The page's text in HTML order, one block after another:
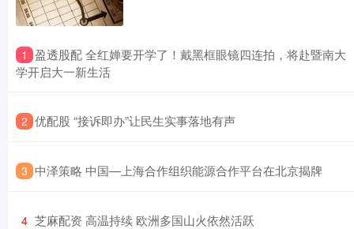
1 ​盈透股配 全红婵要开学了！戴黑框眼镜四连拍，将赴暨南大
学开启大一新生活
2 ​优配股 “接诉即办”让民生实事落地有声
3 ​中泽策略 中国—上海合作组织能源合作平台在北京揭牌
4 ​芝麻配资 高温持续 欧洲多国山火依然活跃